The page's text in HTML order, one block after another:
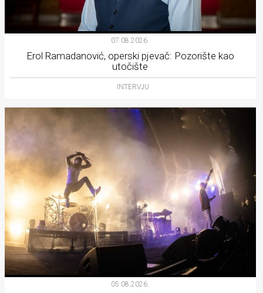
07.08.2026.
Erol Ramadanović, operski pjevač: Pozorište kao
utočište
INTERVJU
05.08.2026.